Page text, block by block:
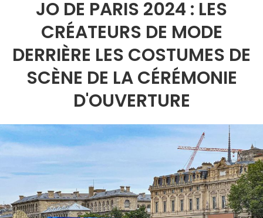
JO DE PARIS 2024 : LES
CRÉATEURS DE MODE
DERRIÈRE LES COSTUMES DE
SCÈNE DE LA CÉRÉMONIE
D'OUVERTURE